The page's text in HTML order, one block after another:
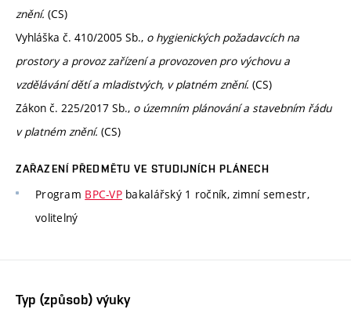
znění. (CS)
Vyhláška č. 410/2005 Sb., o hygienických požadavcích na
prostory a provoz zařízení a provozoven pro výchovu a
vzdělávání dětí a mladistvých, v platném znění. (CS)
Zákon č. 225/2017 Sb., o územním plánování a stavebním řádu
v platném znění. (CS)
ZAŘAZENÍ PŘEDMĚTU VE STUDIJNÍCH PLÁNECH
Program BPC-VPbakalářský 1 ročník, zimní semestr,
volitelný
Typ (způsob) výuky